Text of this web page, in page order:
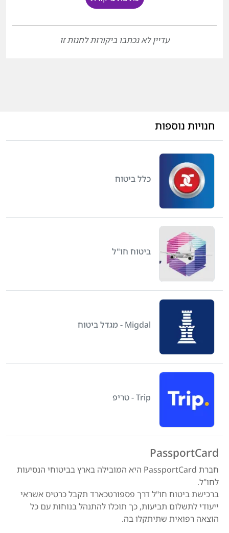
עדיין לא נכתבו ביקורות לחנות זו
חנויות נוספות
כלל ביטוח
ביטוח חו"ל
Migdal - מגדל ביטוח
Trip - טריפ
PassportCard
חברת PassportCard היא המובילה בארץ בביטוחי הנסיעות
לחו"ל.
ברכישת ביטוח חו"ל דרך פספורטכארד תקבל כרטיס אשראי
ייעודי לתשלום תביעות, כך תוכלו להתנהל בנוחות עם כל
הוצאה רפואית שתיתקלו בה.